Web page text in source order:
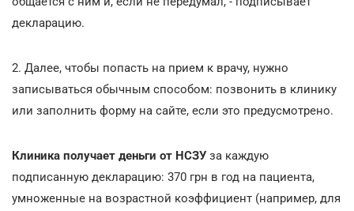
декларацию.
2. Далее, чтобы попасть на прием к врачу, нужно
записываться обычным способом: позвонить в клинику
или заполнить форму на сайте, если это предусмотрено.
Клиника получает деньги от НСЗУ за каждую
подписанную декларацию: 370 грн в год на пациента,
умноженные на возрастной коэффициент (например, для